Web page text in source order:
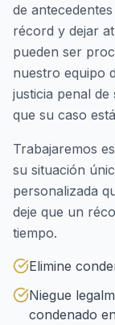
de
récord y dejar
pueden ser
nuestro equipo
justicia penal
que su caso
Trabajaremos
su situación
personalizada
deje que un
tiempo.
Elimine
Niegue
condenado